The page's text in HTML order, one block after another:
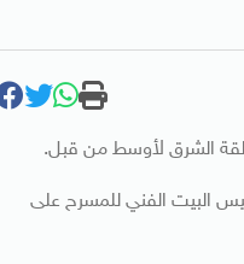
الشرق لأوسط من قبل.
البيت الفني للمسرح على